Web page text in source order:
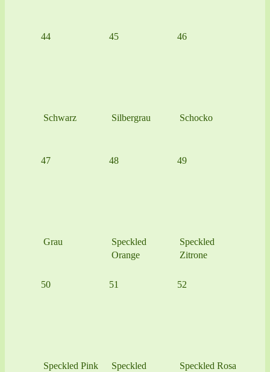
44
Schwarz
45
Silbergrau
46
Schocko
47
Grau
48
Speckled
Orange
49
Speckled
Zitrone
50
Speckled Pink
51
Speckled
52
Speckled Rosa